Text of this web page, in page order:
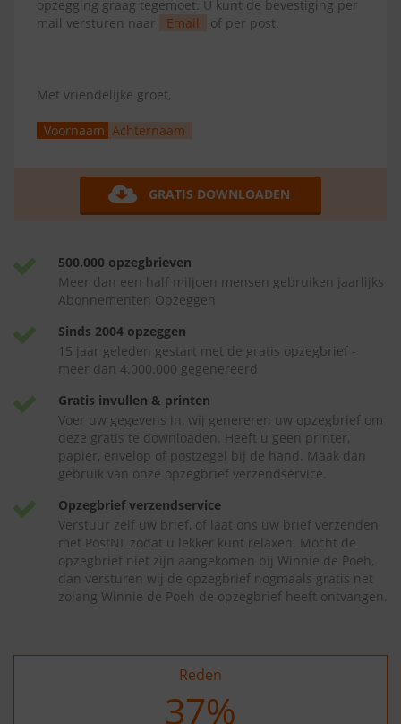
opzegging graag tegemoet. U kunt de bevestiging per
mail versturen naar
Email of per post.
Met vriendelijke groet,
Voornaam Achternaam
GRATIS DOWNLOADEN
500.000 opzegbrieven
Meer dan een half miljoen mensen gebruiken jaarlijks
Abonnementen Opzeggen
Sinds 2004 opzeggen
15 jaar geleden gestart met de gratis opzegbrief -
meer dan 4.000.000 gegenereerd
Gratis invullen & printen
Voer uw gegevens in, wij genereren uw opzegbrief om
deze gratis te downloaden. Heeft u geen printer,
papier, envelop of postzegel bij de hand. Maak dan
gebruik van onze opzegbrief verzendservice.
Opzegbrief verzendservice
Verstuur zelf uw brief, of laat ons uw brief verzenden
met PostNL zodat u lekker kunt relaxen. Mocht de
opzegbrief niet zijn aangekomen bij Winnie de Poeh,
dan versturen wij de opzegbrief nogmaals gratis net
zolang Winnie de Poeh de opzegbrief heeft ontvangen.
Reden
37%